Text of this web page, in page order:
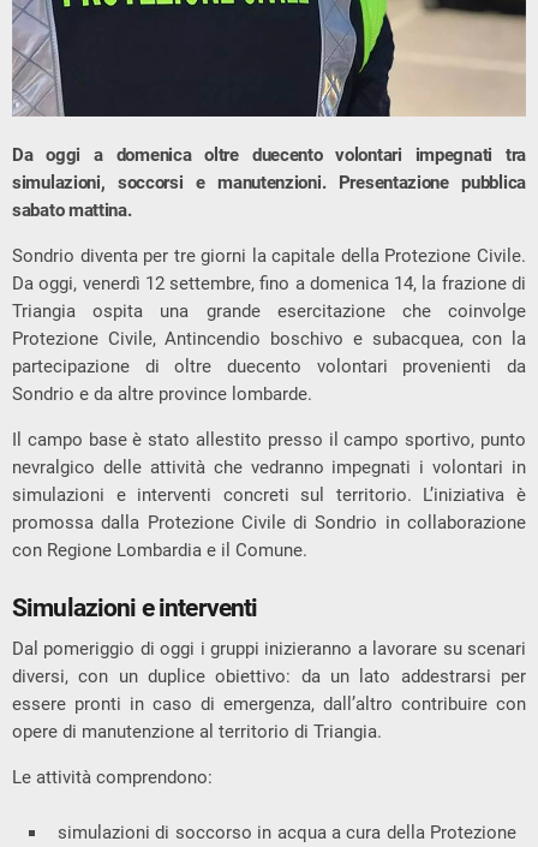
Da oggi a domenica oltre duecento volontari impegnati tra
simulazioni, soccorsi e manutenzioni. Presentazione pubblica
sabato mattina.
Sondrio diventa per tre giorni la capitale della Protezione Civile.
Da oggi, venerdì 12 settembre, fino a domenica 14, la frazione di
Triangia ospita una grande esercitazione che coinvolge
Protezione Civile, Antincendio boschivo e subacquea, con la
partecipazione di oltre duecento volontari provenienti da
Sondrio e da altre province lombarde.
Il campo base è stato allestito presso il campo sportivo, punto
nevralgico delle attività che vedranno impegnati i volontari in
simulazioni e interventi concreti sul territorio. L’iniziativa è
promossa dalla Protezione Civile di Sondrio in collaborazione
con Regione Lombardia e il Comune.
Simulazioni e interventi
Dal pomeriggio di oggi i gruppi inizieranno a lavorare su scenari
diversi, con un duplice obiettivo: da un lato addestrarsi per
essere pronti in caso di emergenza, dall’altro contribuire con
opere di manutenzione al territorio di Triangia.
Le attività comprendono:
simulazioni di soccorso in acqua a cura della Protezione